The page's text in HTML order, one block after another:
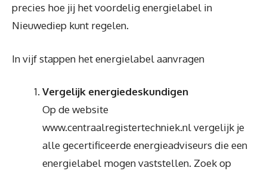
precies hoe jij het voordelig energielabel in
Nieuwediep kunt regelen.
In vijf stappen het energielabel aanvragen
Vergelijk energiedeskundigen
Op de website
www.centraalregistertechniek.nl vergelijk je
alle gecertificeerde energieadviseurs die een
energielabel mogen vaststellen. Zoek op